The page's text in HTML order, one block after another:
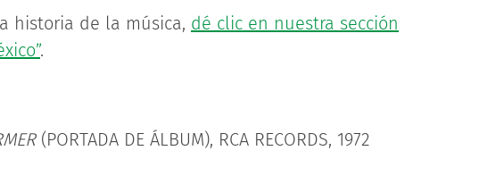
historia de la música, dé clic en nuestra sección
.
(PORTADA DE ÁLBUM), RCA RECORDS, 1972